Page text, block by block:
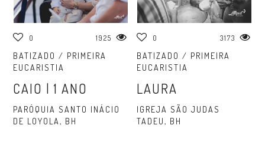
0 1925
BATIZADO / PRIMEIRA
EUCARISTIA
CAIO | 1 ANO
PARÓQUIA SANTO INÁCIO
DE LOYOLA, BH
0 3173
BATIZADO / PRIMEIRA
EUCARISTIA
LAURA
IGREJA SÃO JUDAS
TADEU, BH